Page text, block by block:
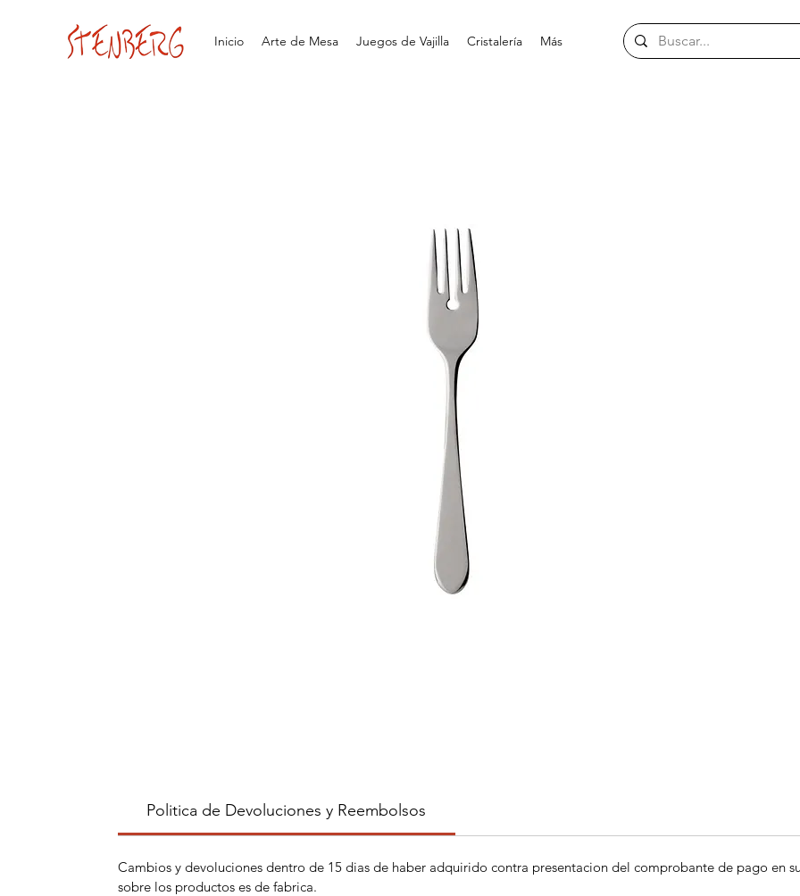
Inicio Arte de Mesa Juegos de Vajilla Cristalería Más
Politica de Devoluciones y Reembolsos
Cambios y devoluciones dentro de 15 dias de haber adquirido contra presentacion del comprobante de pago en
sobre los productos es de fabrica.